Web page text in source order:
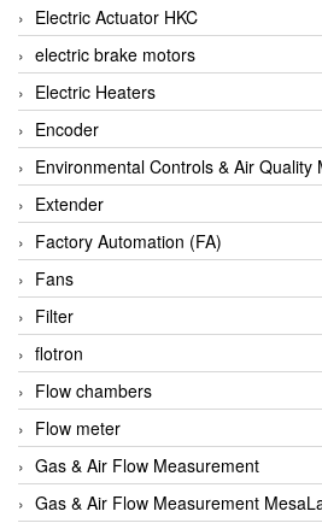
Anritsu
ANTEC S.A
Antico pumps
Anybus/ HMS
AOBEN
Apex Dynamics Vietnam
Apex Dynamics Vietnam
Apiste
APLISENS VietNam
Apollo Fire
Appleton
AQ Matic
Aqualabo Vietnam
Aquametro
Electric Actuator HKC
electric brake motors
Electric Heaters
Encoder
Environmental Controls & Air Quality
Extender
Factory Automation (FA)
Fans
Filter
flotron
Flow chambers
Flow meter
Gas & Air Flow Measurement
Gas & Air Flow Measurement